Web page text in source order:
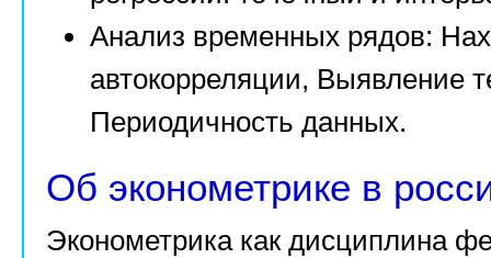
Анализ временных рядов:
автокорреляции, Выявление
Периодичность данных.
Об эконометрике в
Эконометрика как дисциплина